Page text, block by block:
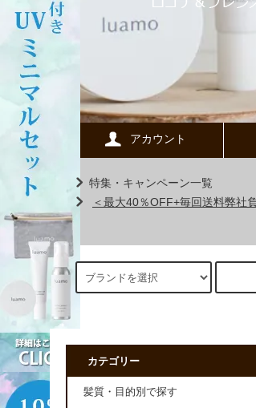
アカウント
特集・キャンペーン一覧
＜最大40％OFF+毎回送料弊社
カテゴリー
髪質・目的別で探す